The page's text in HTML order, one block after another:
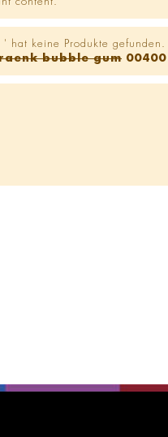
' hat keine Produkte gefunden.
bubble gum